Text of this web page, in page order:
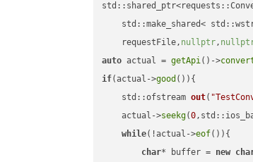
std::make_shared<
    requestFile,
nullptr,
auto actual = getApi()->
if(actual->good ()){
std::ofstream out(
    actual->
seekg(0
while(!actual->eof()){
char* buffer = new